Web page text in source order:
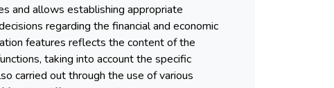
and allows establishing appropriate
regarding the financial and economic
features reflects the content of the
taking into account the specific
carried out through the use of various